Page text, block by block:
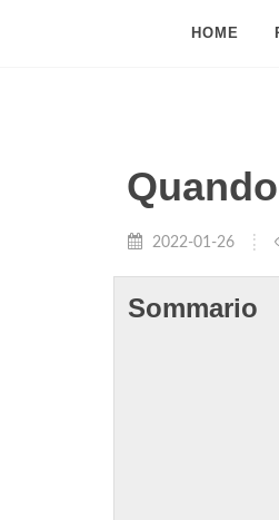
HOME
2022-01-26
Sommario